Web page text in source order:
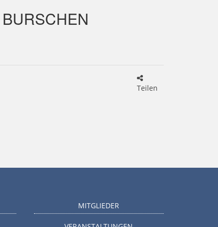
Teilen
MITGLIEDER